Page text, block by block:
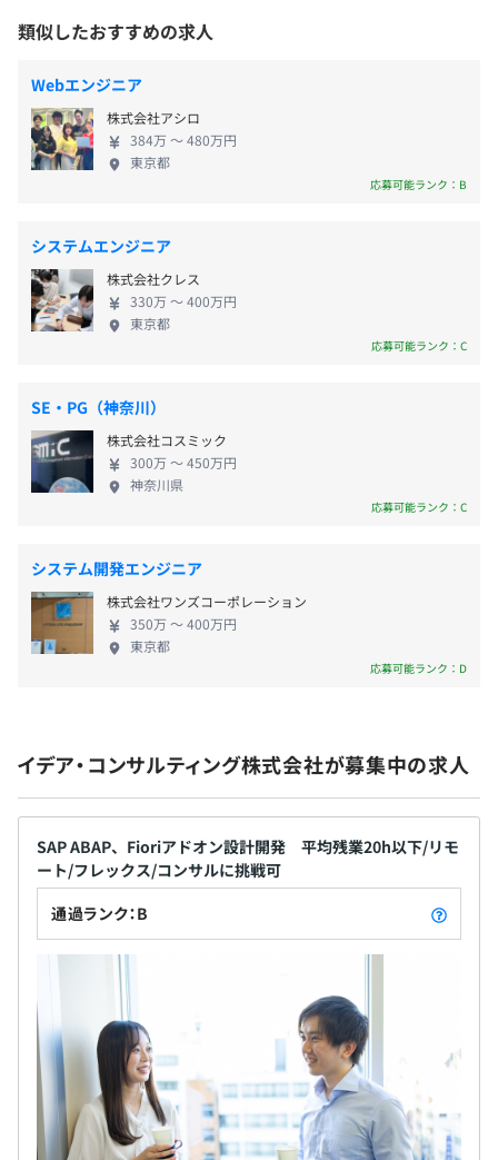
＜変更範囲＞
受動喫煙防止措置に関する事項
屋内全面禁煙
各線秋葉原駅より徒歩4分程
＜標準的な勤務時間帯＞
9:00～17:30
※フレックスタイム制（フルフレックス）
時間外労働有無：有
休憩時間：60分（12:00～13:00）
平均残業時間：月平均20時間
■年間休日：122日（完全週休2日制／土日祝、年末年
始）
■年次有給休暇：初年度10日～最高20日
■その他：特別休暇（年3日間、有給とは別に取得可
能）、慶弔休暇、研修休暇 等
通勤手当：会社規定による
厚生年金基金：全国情報サービス産業企業年金基金
退職金制度：会社規定による
こないます。
早期に昇進昇格のチャンスもあります。
社会保険完備（健康保険・厚生年金加入・雇用保険・労災
保険）
無期雇用
6カ月
を手がけていた前身企業での豊富な経験もあり、25
年間にわたる業務実績を積み重ねています。クラウド
ERPビジネスにおける国内のリーディングカンパニー
を目指しており、事業成長に貢献してくださる新た
な仲間を募集中です！ ◆全工程に携わり課題解決に
尽力する 「クライアント企業の事業発展につなげる
ソリューション提案」に定評があります。クライアン
ティング・構築・運用保守まで幅広く携わり、課題
を解決していくやりがいの大きい仕事です。全体を見
渡しながら業務改革に取り組めたり、ERPだけでなく
その周りのソリューションも提案できるため、相乗
効果を生み出せるおもしろさも感じられます。
類似したおすすめの求人
Webエンジニア
株式会社アシロ
384万 〜 480万円
東京都
応募可能ランク：B
システムエンジニア
株式会社クレス
330万 〜 400万円
東京都
応募可能ランク：C
SE・PG（神奈川）
株式会社コスミック
300万 〜 450万円
神奈川県
応募可能ランク：C
システム開発エンジニア
株式会社ワンズコーポレーション
350万 〜 400万円
東京都
応募可能ランク：D
イデア・コンサルティング株式会社が募集中の求人
SAP ABAP、Fioriアドオン設計開発 平均残業20h以下/リモ
ート/フレックス/コンサルに挑戦可
通過ランク：B